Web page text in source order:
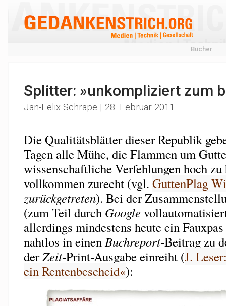
Bücher
Splitter: »unkompliziert zum
Jan-Felix Schrape | 28. Februar 2011
Die Qualitätsblätter dieser Republik
Tagen alle Mühe, die Flammen um
wissenschaftliche Verfehlungen hoch zu
vollkommen zurecht (vgl. GuttenPlag
zurückgetreten). Bei der
(zum Teil durch Google
allerdings mindestens heute ein
nahtlos in einenBuchreport-Beitrag zu
derZeit-Print-Ausgabe einreiht (J.
ein Rentenbescheid«):